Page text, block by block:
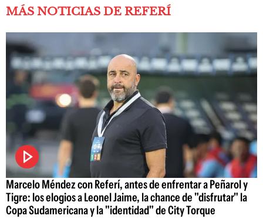
MÁS NOTICIAS DE REFERÍ
Marcelo Méndez con Referí, antes de enfrentar a Peñarol y
Tigre: los elogios a Leonel Jaime, la chance de "disfrutar" la
Copa Sudamericana y la "identidad" de City Torque